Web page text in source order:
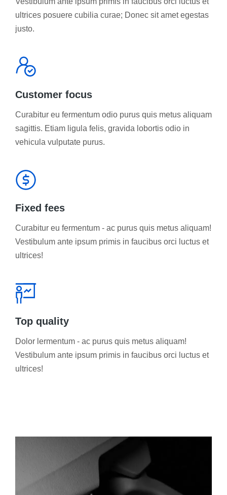
ultrices posuere cubilia curae; Donec sit amet egestas
justo.
Customer focus
Curabitur eu fermentum odio purus quis metus aliquam
sagittis. Etiam ligula felis, gravida lobortis odio in
vehicula vulputate purus.
Fixed fees
Curabitur eu fermentum - ac purus quis metus aliquam!
Vestibulum ante ipsum primis in faucibus orci luctus et
ultrices!
Top quality
Dolor lermentum - ac purus quis metus aliquam!
Vestibulum ante ipsum primis in faucibus orci luctus et
ultrices!